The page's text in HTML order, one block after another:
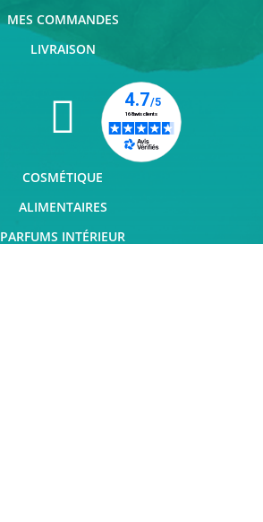
MES COMMANDES
LIVRAISON

COSMÉTIQUE
ALIMENTAIRES
PARFUMS INTÉRIEUR